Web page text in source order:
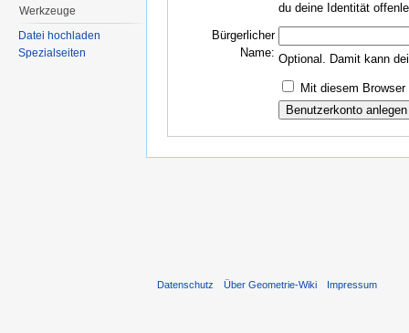
du deine Identität
Bürgerlicher
Name: Optional. Damit kann
Mit diesem
Werkzeuge
Datei hochladen
Spezialseiten
Datenschutz Über Geometrie-Wiki Impressum